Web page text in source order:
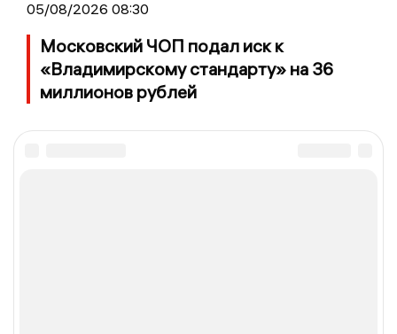
05/08/2026 08:30
Московский ЧОП подал иск к
«Владимирскому стандарту» на 36
миллионов рублей